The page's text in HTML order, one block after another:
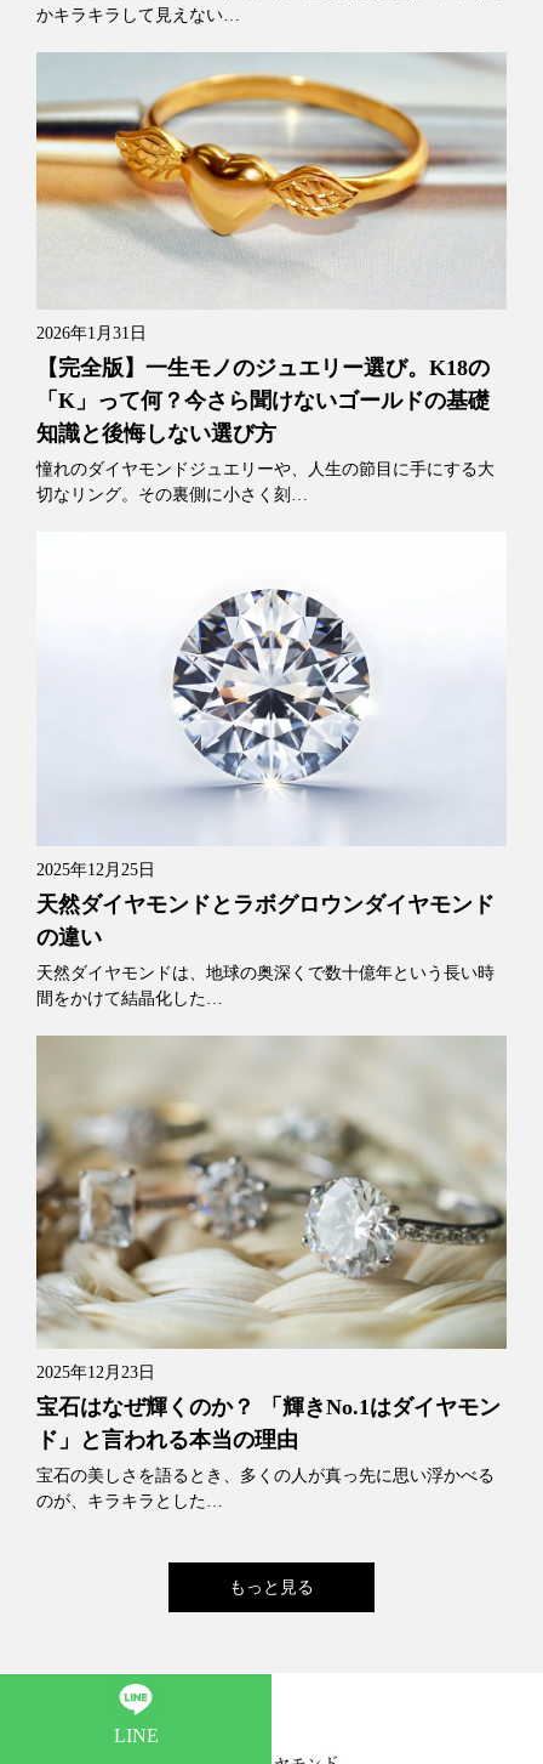
かキラキラして見えない…
2026年1月31日
【完全版】一生モノのジュエリー選び。K18の
「K」って何？今さら聞けないゴールドの基礎
知識と後悔しない選び方
憧れのダイヤモンドジュエリーや、人生の節目に手にする大
切なリング。その裏側に小さく刻…
2025年12月25日
天然ダイヤモンドとラボグロウンダイヤモンド
の違い
天然ダイヤモンドは、地球の奥深くで数十億年という長い時
間をかけて結晶化した…
2025年12月23日
宝石はなぜ輝くのか？ 「輝きNo.1はダイヤモン
ド」と言われる本当の理由
宝石の美しさを語るとき、多くの人が真っ先に思い浮かべる
のが、キラキラとした…
もっと見る
LINE